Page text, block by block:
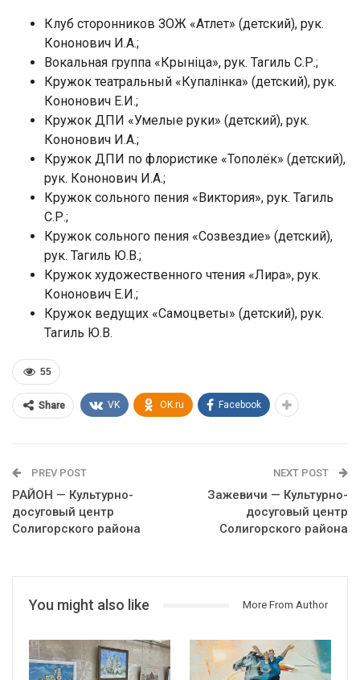
Клуб сторонников ЗОЖ «Атлет» (детский), рук.
Кононович И.А.;
Вокальная группа «Крыніца», рук. Тагиль С.Р.;
Кружок театральный «Купалінка» (детский), рук.
Кононович Е.И.;
Кружок ДПИ «Умелые руки» (детский), рук.
Кононович И.А.;
Кружок ДПИ по флористике «Тополёк» (детский),
рук. Кононович И.А.;
Кружок сольного пения «Виктория», рук. Тагиль
С.Р.;
Кружок сольного пения «Созвездие» (детский),
рук. Тагиль Ю.В.;
Кружок художественного чтения «Лира», рук.
Кононович Е.И.;
Кружок ведущих «Самоцветы» (детский), рук.
Тагиль Ю.В.
55
Share VK OK.ru Facebook
PREV POST
РАЙОН — Культурно-
досуговый центр
Солигорского района
NEXT POST
Зажевичи — Культурно-
досуговый центр
Солигорского района
You might also like More From Author